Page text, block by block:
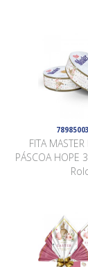
FITA
PÁSCOA HOPE